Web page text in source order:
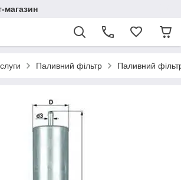
магазин
Паливний фільтр Паливний